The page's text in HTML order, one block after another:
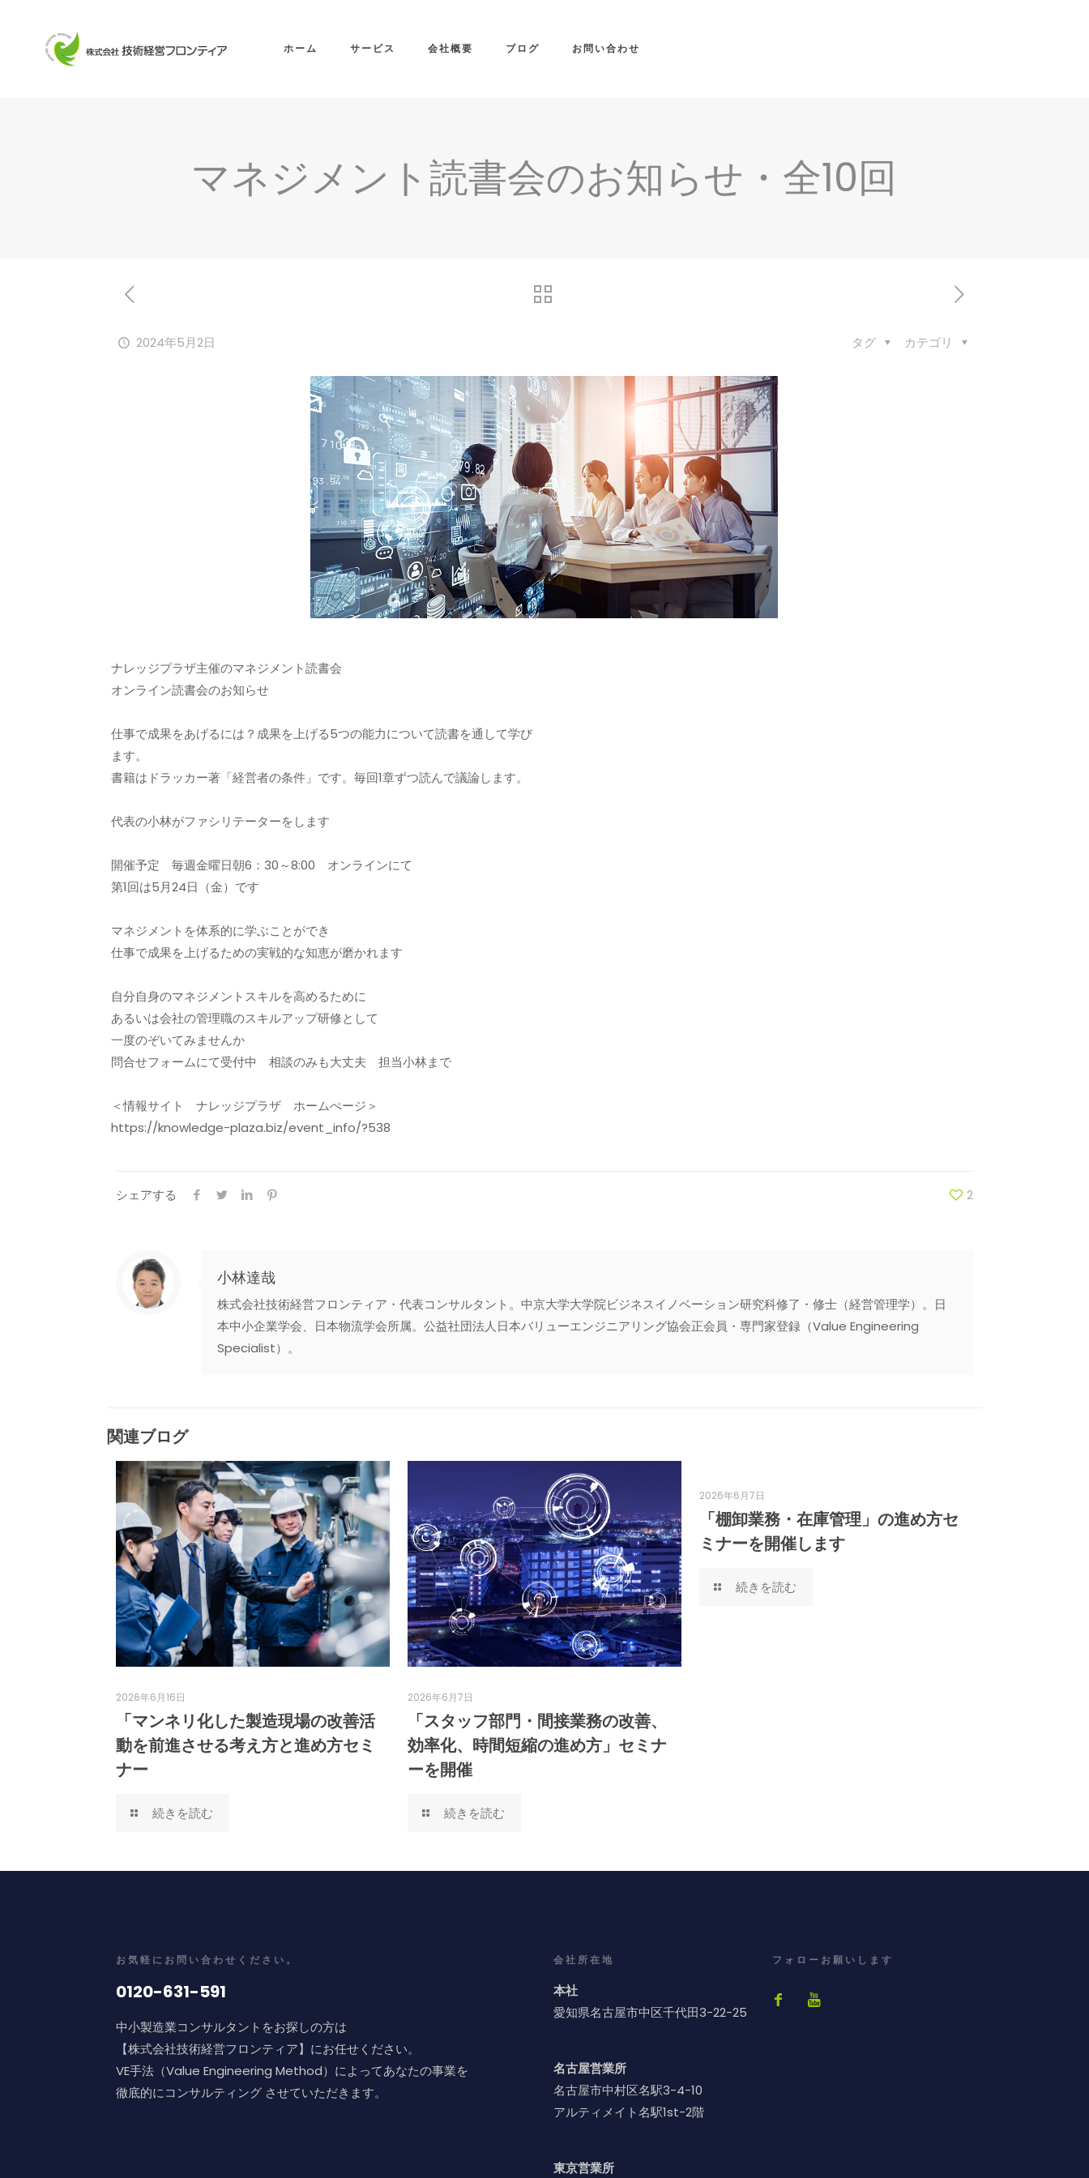
ホーム サービス 会社概要 ブログ お問い合わせ
マネジメント読書会のお知らせ・全10回
2024年5月2日 カテゴリ
タグ
ナレッジプラザ主催のマネジメント読書会
オンライン読書会のお知らせ
仕事で成果をあげるには？成果を上げる5つの能力について読書を通して学び
ます。
書籍はドラッカー著「経営者の条件」です。毎回1章ずつ読んで議論します。
代表の小林がファシリテーターをします
開催予定 毎週金曜日朝6：30～8:00 オンラインにて
第1回は5月24日（金）です
マネジメントを体系的に学ぶことができ
仕事で成果を上げるための実戦的な知恵が磨かれます
自分自身のマネジメントスキルを高めるために
あるいは会社の管理職のスキルアップ研修として
一度のぞいてみませんか
問合せフォームにて受付中 相談のみも大丈夫 担当小林まで
＜情報サイト ナレッジプラザ ホームぺージ＞
https://knowledge-plaza.biz/event_info/?538
シェアする 2
小林達哉
株式会社技術経営フロンティア・代表コンサルタント。中京大学大学院ビジネスイノベーション研究科修了・修士（経営管理学）。日
本中小企業学会、日本物流学会所属。公益社団法人日本バリューエンジニアリング協会正会員・専門家登録（Value Engineering
Specialist）。
関連ブログ
2026年6月16日
「マンネリ化した製造現場の改善活
動を前進させる考え方と進め方セミ
ナー
続きを読む
2026年6月7日
「スタッフ部門・間接業務の改善、
効率化、時間短縮の進め方」セミナ
ーを開催
続きを読む
2026年6月7日
「棚卸業務・在庫管理」の進め方セ
ミナーを開催します
続きを読む
お気軽にお問い合わせください。
0120-631-591
中小製造業コンサルタントをお探しの方は
【株式会社技術経営フロンティア】にお任せください。
VE手法（Value Engineering Method）によってあなたの事業を
徹底的にコンサルティング させていただきます。
会社所在地
本社
愛知県名古屋市中区千代田3-22-25
名古屋営業所
名古屋市中村区名駅3-4-10
アルティメイト名駅1st-2階
東京営業所
フォローお願いします